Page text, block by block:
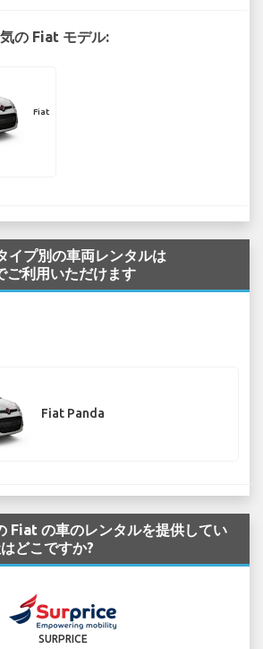
の Fiat モデル:
Fiat
イプ別の車両レンタルは
利用いただけます
Fiat Panda
Fiat の車のレンタルを提供してい
どこですか?
SURPRICE